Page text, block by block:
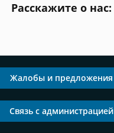
Расскажите о нас:
Жалобы и предложения
Связь с администрацией